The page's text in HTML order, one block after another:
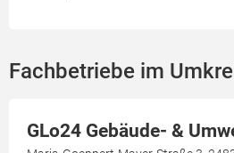
Fachbetriebe im
GLo24 Gebäude- &